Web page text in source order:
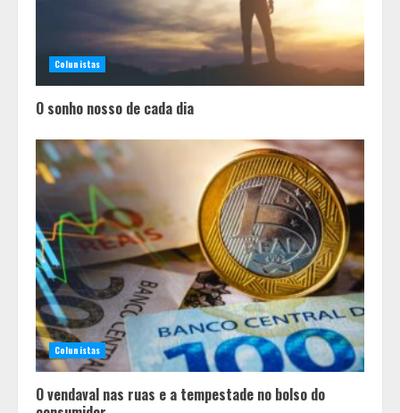
Colunistas
O sonho nosso de cada dia
Colunistas
O vendaval nas ruas e a tempestade no bolso do
2
Chegada da seca impulsiona ritmo
das obras e reforça perspectivas
para a construção civil no DF
Doçaria e Confeitaria Mineira